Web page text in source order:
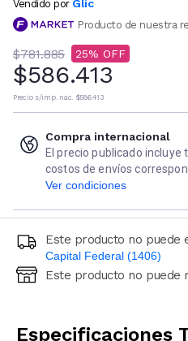
Vendido por Glic
Producto de nuestra
$781.885 25
$586.413
Precio s/imp. nac. $586.413
Compra internacional
El precio publicado
costos de envíos
Ver condiciones
Este producto no puede
Capital Federal (1406)
Ingresá código postal (sólo
Este producto no puede
Especificaciones